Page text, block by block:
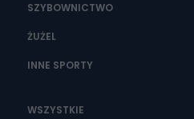
SZYBOWNICTWO
ŻUŻEL
INNE SPORTY
WSZYSTKIE